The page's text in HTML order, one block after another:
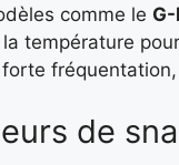
comme le
température
de